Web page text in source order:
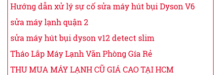
Hướng dẫn xử lý sự cố sửa máy hút bụi Dyson V6
sửa máy lạnh quận 2
sửa máy hút bụi dyson v12 detect slim
Tháo Lắp Máy Lạnh Văn Phòng Gía Rẻ
THU MUA MÁY LẠNH CŨ GIÁ CAO TẠI HCM